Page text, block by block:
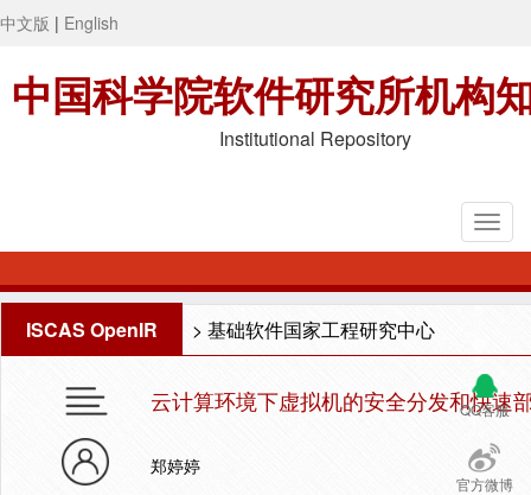
中文版 | English
中国科学院软件研究所机构
Institutional Repository
ISCAS OpenIR > 基础软件国家工程研究中心
QQ客服
官方微博
云计算环境下虚拟机的安全分发和快速
郑婷婷